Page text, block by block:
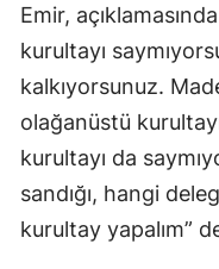
Emir,
kurultayı
kalkıyorsunuz.
olağanüstü
kurultayı da
sandığı, hangi
kurultay yapalım”